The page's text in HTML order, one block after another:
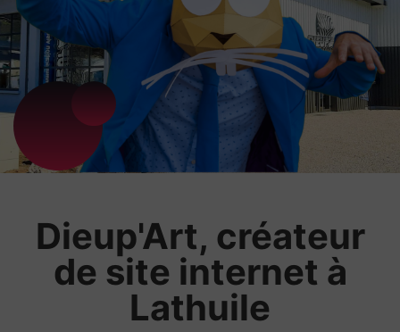
Dieup'Art, créateur
de site internet à
Lathuile